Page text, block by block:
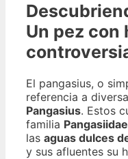
Un pez con
El pangasius, o
referencia a
Pangasius. Estos
familia Pangasiidae
las aguas dulces
y sus afluentes su